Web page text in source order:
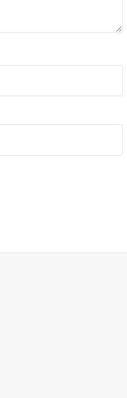
ने वर्ष 2023 में दर्ज धोखाधड़ी,